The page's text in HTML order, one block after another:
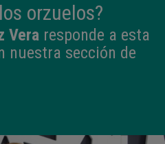
orzuelos?
Vera responde a esta
nuestra sección de